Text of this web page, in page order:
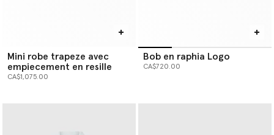
Mini robe trapeze avec
empiecement en resille
CA$1,075.00
Bob en raphia Logo
CA$720.00